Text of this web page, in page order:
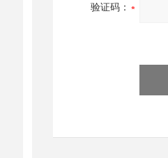
验证码：